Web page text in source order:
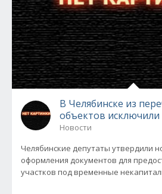
В Челябинске из
объектов
Новости
Челябинские депутаты утвердили
оформления документов для
участков под временные